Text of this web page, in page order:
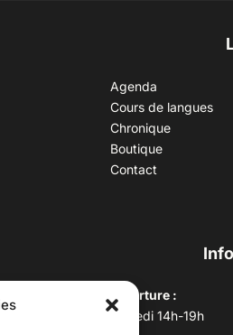
Agenda
Cours de langues
Chronique
Boutique
Contact
Horaires d’ouverture :
Du mardi au vendredi 14h-19h